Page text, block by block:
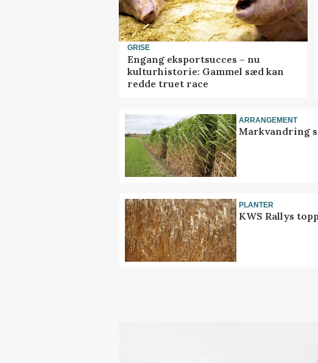
GRISE
Engang eksportsucces – nu
kulturhistorie: Gammel sæd kan
redde truet race
ARRANGEMENT
Markvandring
PLANTER
KWS Rallys